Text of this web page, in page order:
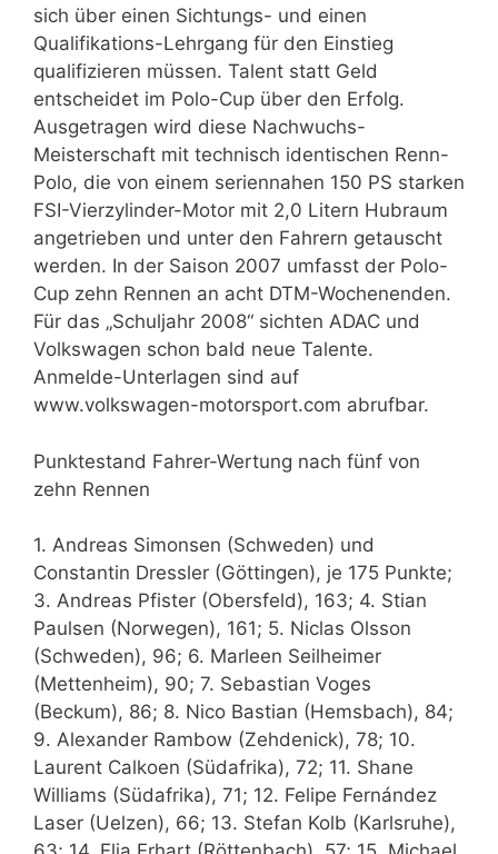
sich über einen Sichtungs- und einen
Qualifikations-Lehrgang für den Einstieg
qualifizieren müssen. Talent statt Geld
entscheidet im Polo-Cup über den Erfolg.
Ausgetragen wird diese Nachwuchs-
Meisterschaft mit technisch identischen Renn-
Polo, die von einem seriennahen 150 PS starken
FSI-Vierzylinder-Motor mit 2,0 Litern Hubraum
angetrieben und unter den Fahrern getauscht
werden. In der Saison 2007 umfasst der Polo-
Cup zehn Rennen an acht DTM-Wochenenden.
Für das „Schuljahr 2008“ sichten ADAC und
Volkswagen schon bald neue Talente.
Anmelde-Unterlagen sind auf
www.volkswagen-motorsport.com abrufbar.
Punktestand Fahrer-Wertung nach fünf von
zehn Rennen
1. Andreas Simonsen (Schweden) und
Constantin Dressler (Göttingen), je 175 Punkte;
3. Andreas Pfister (Obersfeld), 163; 4. Stian
Paulsen (Norwegen), 161; 5. Niclas Olsson
(Schweden), 96; 6. Marleen Seilheimer
(Mettenheim), 90; 7. Sebastian Voges
(Beckum), 86; 8. Nico Bastian (Hemsbach), 84;
9. Alexander Rambow (Zehdenick), 78; 10.
Laurent Calkoen (Südafrika), 72; 11. Shane
Williams (Südafrika), 71; 12. Felipe Fernández
Laser (Uelzen), 66; 13. Stefan Kolb (Karlsruhe),